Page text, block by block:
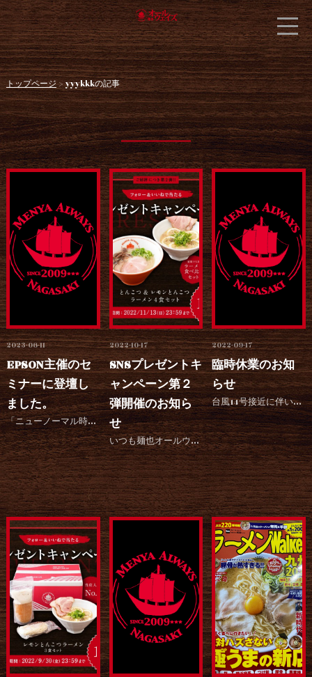
トップページ> yyykkkの記事
2023-06-11
EPSON主催のセ
ミナーに登壇し
ました。
「ニューノーマル時代の飲食経営を考える！-ラーメン店経営編-」ラーメン店経営者×エプソン トークイベン...
2022-10-17
SNSプレゼントキ
ャンペーン第２
弾開催のお知ら
せ
いつも麺也オールウェイズをご愛顧いただき、誠にありがとうございます。 9月に開催したSNSキャンペーン...
2022-09-17
臨時休業のお知
らせ
台風14号接近に伴い、お客様、スタッフの安全を最優先し、明日18日は臨時休業 明後日19日12時から営...